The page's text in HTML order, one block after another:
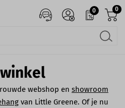
0 0
webshop en showroom
van Little Greene. Of je nu